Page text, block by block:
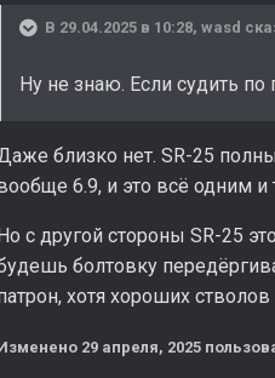
В 29.04.2025 в 10:28, wasd
Ну не знаю. Если судить
близко нет. SR-25
6.9, и это всё одним
Но с другой стороны SR-25
болтовку
хотя хороших
29 апреля, 2025